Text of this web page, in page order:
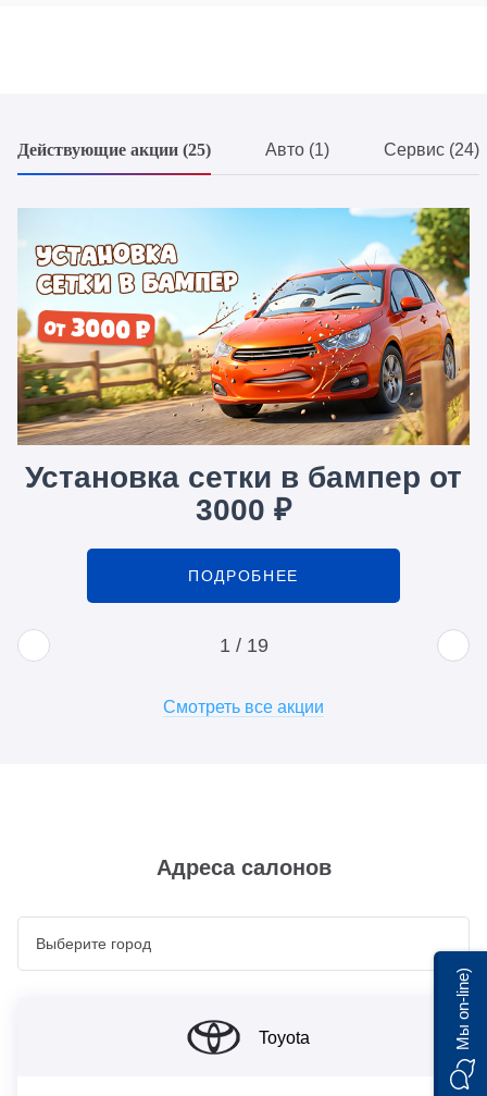
Действующие акции (25) Авто (1) Сервис (24)
Установка сетки в бампер от
3000 ₽
ПОДРОБНЕЕ
1 / 19
Смотреть все акции
Адреса салонов
Toyota Мы on-line)